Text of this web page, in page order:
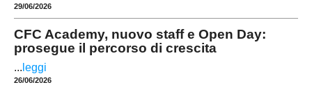
29/06/2026
CFC Academy, nuovo staff e Open Day:
prosegue il percorso di crescita
... leggi
26/06/2026